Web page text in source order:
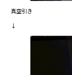
真空引き
↓